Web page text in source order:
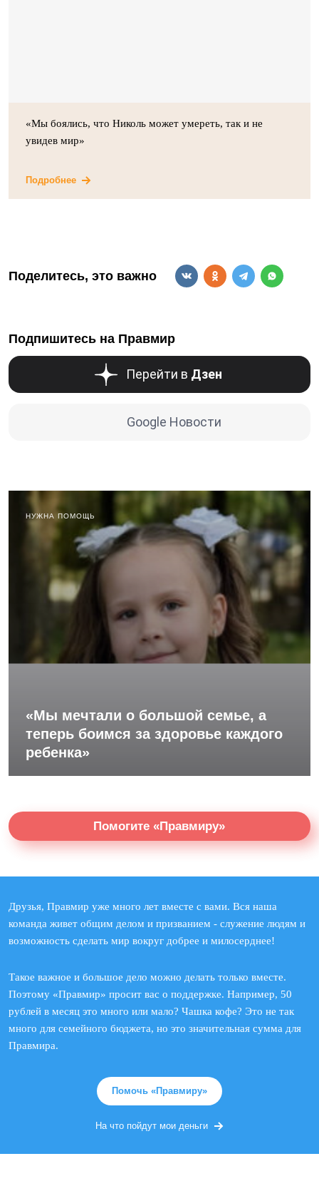
«Мы боялись, что Николь может умереть, так и не
увидев мир»
Подробнее
Поделитесь, это важно
Подпишитесь на Правмир
Перейти в Дзен
Google Новости
НУЖНА ПОМОЩЬ
«Мы мечтали о большой семье, а
теперь боимся за здоровье каждого
ребенка»
Помогите «Правмиру»
Друзья, Правмир уже много лет вместе с вами. Вся наша
команда живет общим делом и призванием - служение людям и
возможность сделать мир вокруг добрее и милосерднее!
Такое важное и большое дело можно делать только вместе.
Поэтому «Правмир» просит вас о поддержке. Например, 50
рублей в месяц это много или мало? Чашка кофе? Это не так
много для семейного бюджета, но это значительная сумма для
Правмира.
Помочь «Правмиру»
На что пойдут мои деньги